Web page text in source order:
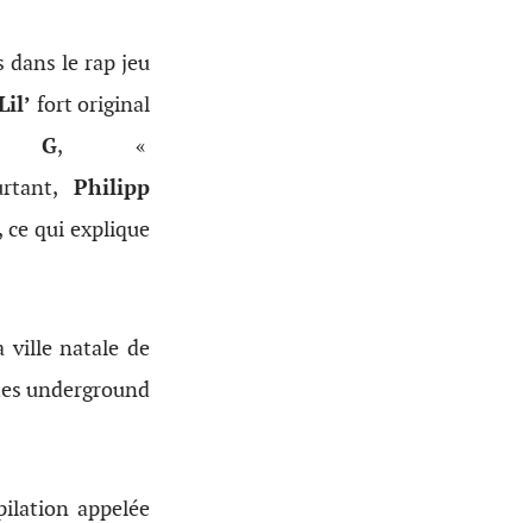
dans le rap jeu
fort original
G, «
Philipp
qui explique
ville natale de
underground
appelée